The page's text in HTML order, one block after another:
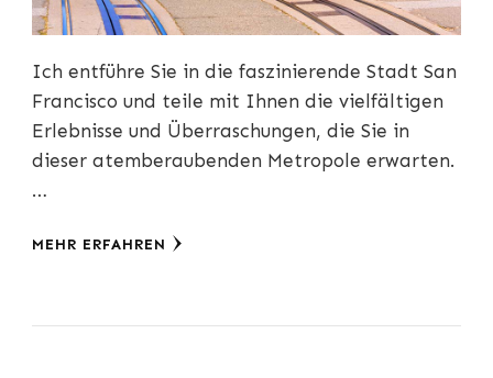
Ich entführe Sie in die faszinierende Stadt San
Francisco und teile mit Ihnen die vielfältigen
Erlebnisse und Überraschungen, die Sie in
dieser atemberaubenden Metropole erwarten.
…
MEHR ERFAHREN